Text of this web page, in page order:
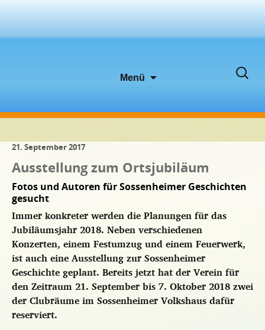
Menü
Suchen
21. September 2017
Ausstellung zum Ortsjubiläum
Fotos und Autoren für Sossenheimer Geschichten
gesucht
Immer konkreter werden die Planungen für das
Jubiläumsjahr 2018. Neben verschiedenen
Konzerten, einem Festumzug und einem Feuerwerk,
ist auch eine Ausstellung zur Sossenheimer
Geschichte geplant. Bereits jetzt hat der Verein für
den Zeitraum 21. September bis 7. Oktober 2018 zwei
der Clubräume im Sossenheimer Volkshaus dafür
reserviert.